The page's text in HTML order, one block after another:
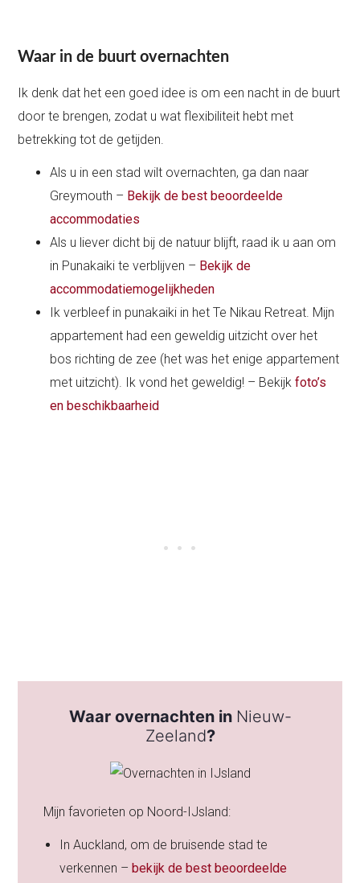
Waar in de buurt overnachten
Ik denk dat het een goed idee is om een nacht in de buurt
door te brengen, zodat u wat flexibiliteit hebt met
betrekking tot de getijden.
Als u in een stad wilt overnachten, ga dan naar
Greymouth – Bekijk de best beoordeelde
accommodaties
Als u liever dicht bij de natuur blijft, raad ik u aan om
in Punakaiki te verblijven – Bekijk de
accommodatiemogelijkheden
Ik verbleef in punakaiki in het Te Nikau Retreat. Mijn
appartement had een geweldig uitzicht over het
bos richting de zee (het was het enige appartement
met uitzicht). Ik vond het geweldig! – Bekijkfoto’s
en beschikbaarheid
Waar overnachten in Nieuw-
Zeeland?
Mijn favorieten op Noord-IJsland:
In Auckland, om de bruisende stad te
verkennen –bekijk de best beoordeelde